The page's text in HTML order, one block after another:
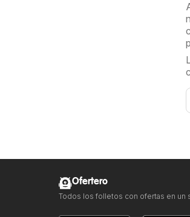
Ofertero
Todos los folletos con ofertas en un